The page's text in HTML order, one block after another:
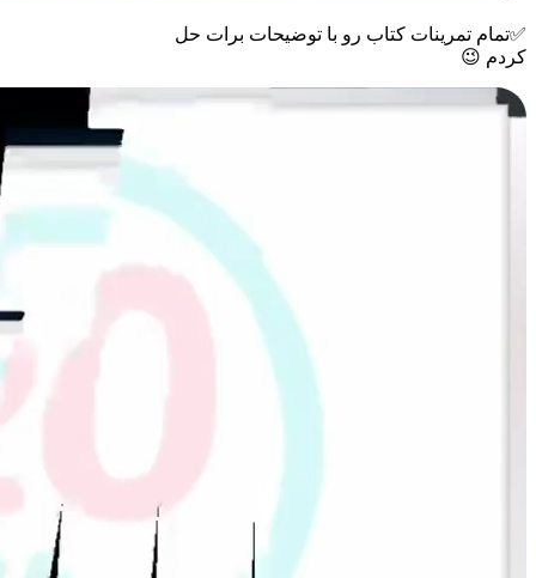
✅تمام تمرینات کتاب رو با توضیحات برات حل
کردم 😉